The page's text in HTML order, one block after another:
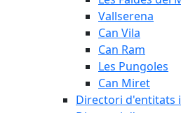
Vallserena
Can Vila
Can Ram
Les Pungoles
Can Miret
Directori d'entitats